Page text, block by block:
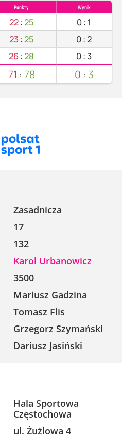
Punkty Wynik
22:25 0 : 1
23:25 0 :2
26:28 0 :3
71 : 78 0 : 3
Zasadnicza
17
132
Karol Urbanowicz
3500
Mariusz Gadzina
Tomasz Flis
Grzegorz Szymański
Dariusz Jasiński
Hala Sportowa
Częstochowa
ul. Żużlowa 4